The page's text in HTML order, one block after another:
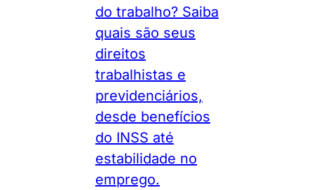
do trabalho? Saiba
quais são seus
direitos
trabalhistas e
previdenciários,
desde benefícios
do INSS até
estabilidade no
emprego.